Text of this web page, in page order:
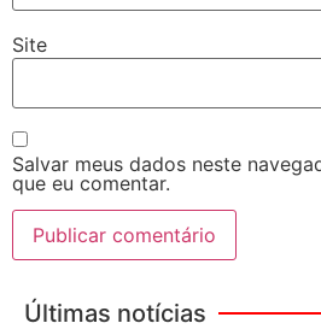
Site
Salvar meus dados neste
que eu comentar.
Últimas notícias